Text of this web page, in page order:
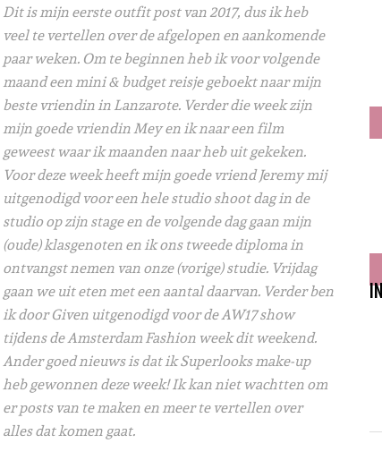
Dit is mijn eerste outfit post van 2017, dus ik heb
veel te vertellen over de afgelopen en aankomende
paar weken. Om te beginnen heb ik voor volgende
maand een mini & budget reisje geboekt naar mijn
beste vriendin in Lanzarote. Verder die week zijn
mijn goede vriendin Mey en ik naar een film
geweest waar ik maanden naar heb uit gekeken.
Voor deze week heeft mijn goede vriend Jeremy mij
uitgenodigd voor een hele studio shoot dag in de
studio op zijn stage en de volgende dag gaan mijn
(oude) klasgenoten en ik ons tweede diploma in
ontvangst nemen van onze (vorige) studie. Vrijdag
gaan we uit eten met een aantal daarvan. Verder ben
ik door Given uitgenodigd voor de AW17 show
tijdens de Amsterdam Fashion week dit weekend.
Ander goed nieuws is dat ik Superlooks make-up
heb gewonnen deze week! Ik kan niet wachtten om
er posts van te maken en meer te vertellen over
alles dat komen gaat.